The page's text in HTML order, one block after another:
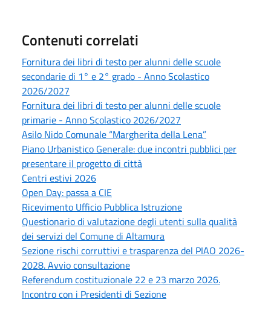
Contenuti correlati
Fornitura dei libri di testo per alunni delle scuole
secondarie di 1° e 2° grado - Anno Scolastico
2026/2027
Fornitura dei libri di testo per alunni delle scuole
primarie - Anno Scolastico 2026/2027
Asilo Nido Comunale “Margherita della Lena”
Piano Urbanistico Generale: due incontri pubblici per
presentare il progetto di città
Centri estivi 2026
Open Day: passa a CIE
Ricevimento Ufficio Pubblica Istruzione
Questionario di valutazione degli utenti sulla qualità
dei servizi del Comune di Altamura
Sezione rischi corruttivi e trasparenza del PIAO 2026-
2028. Avvio consultazione
Referendum costituzionale 22 e 23 marzo 2026.
Incontro con i Presidenti di Sezione